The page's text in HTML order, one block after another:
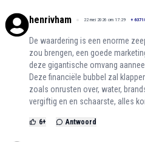
henrivham 22 mei 2026 om 17:29 +
De waardering is een enorme
zou brengen, een goede
deze gigantische omvang
Deze financiële bubbel zal
zoals onrusten over, water,
vergiftig en en schaarste, alles
6+ Antwoord